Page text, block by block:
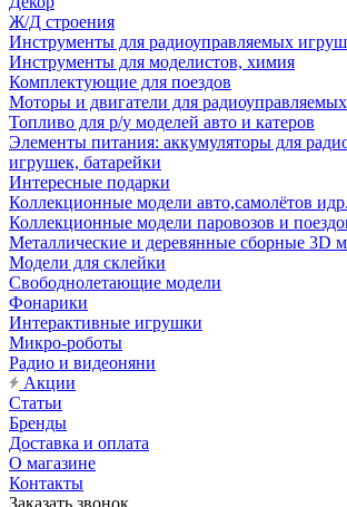
Ж/Д строения
Инструменты для радиоуправляемых
Инструменты для моделистов, химия
Комплектующие для поездов
Моторы и двигатели для
Топливо для р/у моделей авто и катеров
Элементы питания: аккумуляторы для
игрушек, батарейки
Интересные подарки
Коллекционные модели авто,самолётов идр.
Коллекционные модели паровозов и
Металлические и деревянные сборные 3D
Модели для склейки
Свободнолетающие модели
Фонарики
Интерактивные игрушки
Микро-роботы
Радио и видеоняни
Акции
Статьи
Бренды
Доставка и оплата
О магазине
Контакты
Заказать звонок